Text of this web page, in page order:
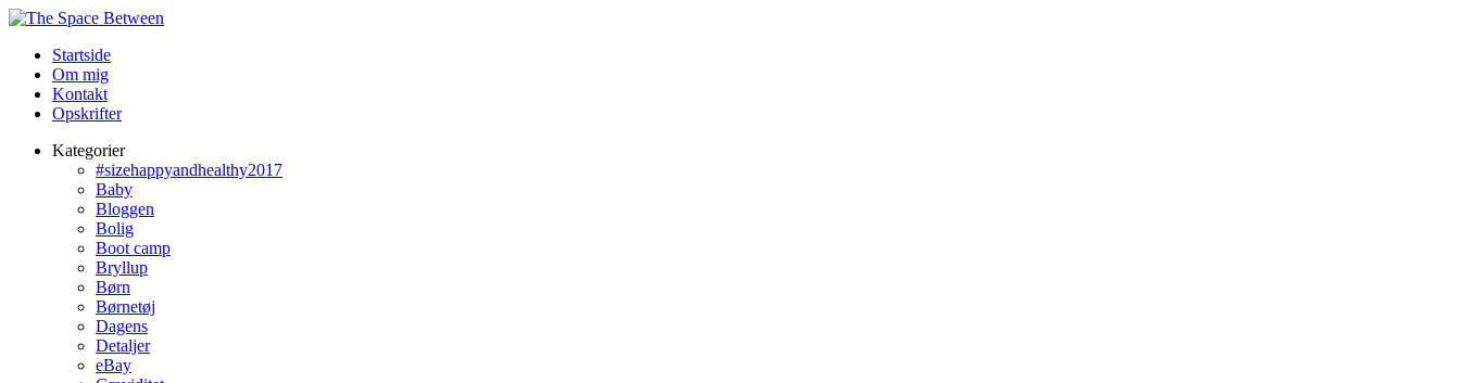
Startside
Om mig
Kontakt
Opskrifter
Kategorier
#sizehappyandhealthy2017
Baby
Bloggen
Bolig
Boot camp
Bryllup
Børn
Børnetøj
Dagens
Detaljer
eBay